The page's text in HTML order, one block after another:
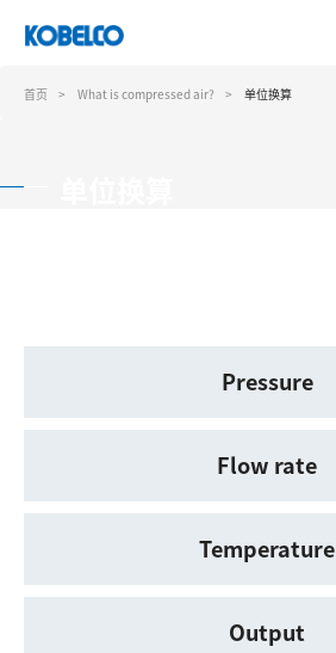
首页 What is compressed air? 单位换算
Pressure
Flow rate
Temperature
Output